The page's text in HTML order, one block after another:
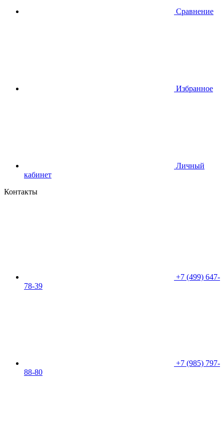
Сравнение
Избранное
Личный
кабинет
Контакты
+7 (499) 647-
78-39
+7 (985) 797-
88-80